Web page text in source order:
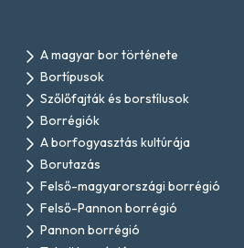
A magyar bor története
Bortípusok
Szőlőfajták és borstílusok
Borrégiók
A borfogyasztás kultúrája
Borutazás
Felső-magyarországi borrégió
Felső-Pannon borrégió
Pannon borrégió